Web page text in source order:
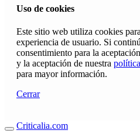
Uso de cookies
Este sitio web utiliza cookies
experiencia de usuario. Si
consentimiento para la
y la aceptación de nuestra
para mayor información.
Cerrar
Criticalia.com